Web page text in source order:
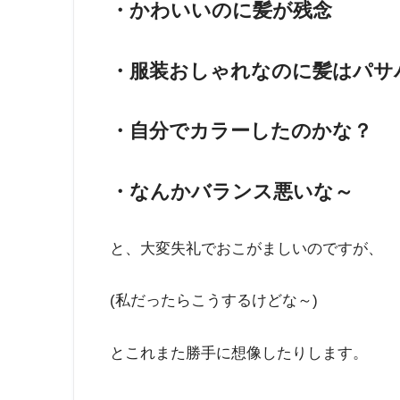
・かわいいのに髪が残念
・服装おしゃれなのに髪はパサ
・自分でカラーしたのかな？
・なんかバランス悪いな～
と、大変失礼でおこがましいのですが、
(私だったらこうするけどな～)
とこれまた勝手に想像したりします。